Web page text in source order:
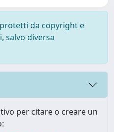
da copyright e
salvo diversa
per citare o creare un